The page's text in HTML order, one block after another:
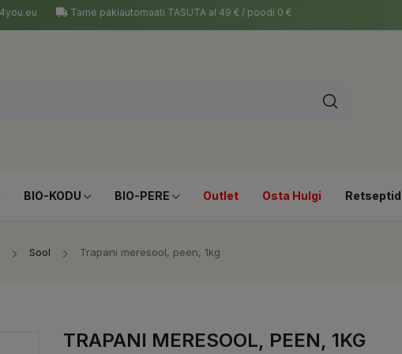
Tarne pakiautomaati TASUTA al 49 € / poodi 0 €
BIO-KODU BIO-PERE Outlet Osta Hulgi Retseptid
Sool Trapani meresool, peen, 1kg
TRAPANI MERESOOL, PEEN, 1KG